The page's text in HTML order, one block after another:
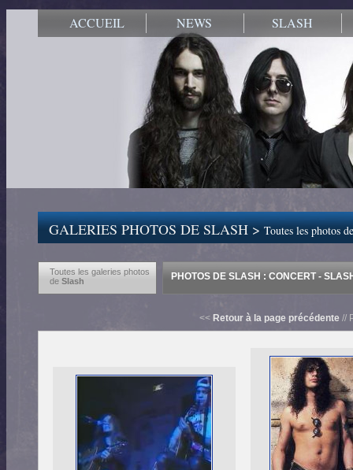
ACCUEIL NEWS SLASH
GALERIES PHOTOS DE SLASH >Toutes les photos
Toutes les galeries photos
de Slash PHOTOS DE SLASH : CONCERT -
<< Retour à la page précédente //